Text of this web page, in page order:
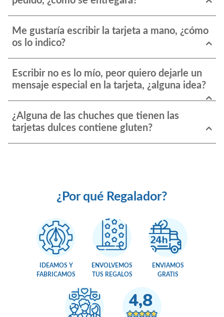
Me gustaría escribir la tarjeta a mano, ¿cómo
os lo indico?
Escribir no es lo mío, peor quiero dejarle un
mensaje especial en la tarjeta, ¿alguna idea?
¿Alguna de las chuches que tienen las
tarjetas dulces contiene gluten?
¿Por qué Regalador?
IDEAMOS Y
FABRICAMOS
ENVOLVEMOS
TUS REGALOS
ENVIAMOS
GRATIS
4,8